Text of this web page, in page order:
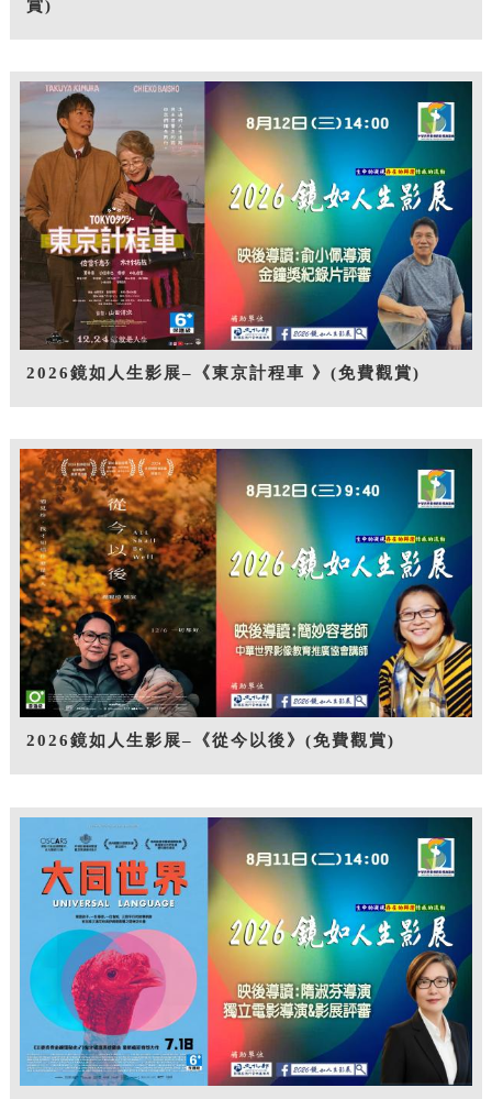
賞)
2026鏡如人生影展–《東京計程車 》(免費觀賞)
2026鏡如人生影展–《從今以後》(免費觀賞)